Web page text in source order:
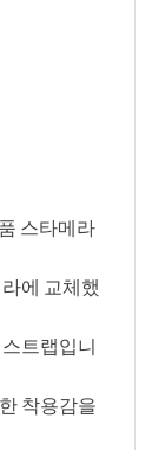
스타메라
에 교체했
트랩입니
착용감을